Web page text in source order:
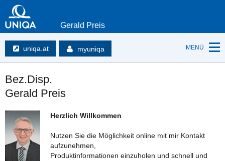
Gerald Preis
uniqa.at myuniqa MENÜ
Bez.Disp.
Gerald Preis
Herzlich Willkommen
Nutzen Sie die Möglichkeit online mit mir Kontakt
aufzunehmen,
Produktinformationen einzuholen und schnell und